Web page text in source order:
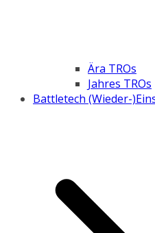
Ära TROs
Jahres TROs
Battletech (Wieder-